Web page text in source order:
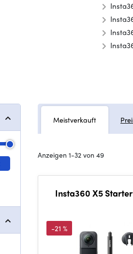
Meistverkauft
Anzeigen 1-32 von 49
Insta360 X5
-21 %